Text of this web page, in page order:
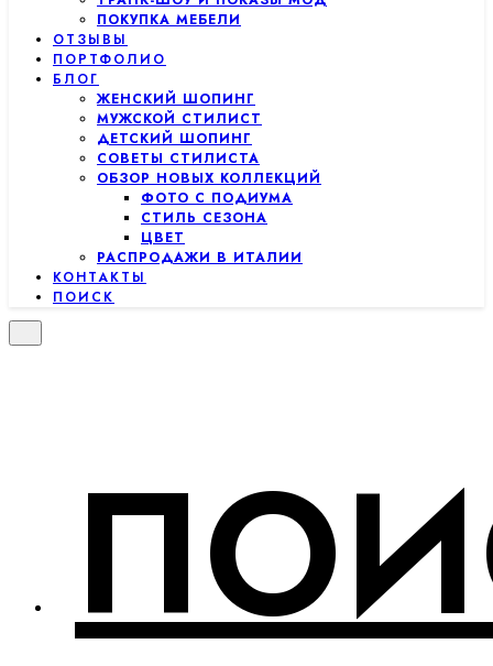
ПОКУПКА МЕБЕЛИ
ОТЗЫВЫ
ПОРТФОЛИО
БЛОГ
ЖЕНСКИЙ ШОПИНГ
МУЖСКОЙ СТИЛИСТ
ДЕТСКИЙ ШОПИНГ
СОВЕТЫ СТИЛИСТА
ОБЗОР НОВЫХ КОЛЛЕКЦИЙ
ФОТО С ПОДИУМА
СТИЛЬ СЕЗОНА
ЦВЕТ
РАСПРОДАЖИ В ИТАЛИИ
КОНТАКТЫ
ПОИСК